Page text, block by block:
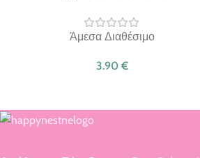
Άμεσα Διαθέσιμο
3.90 €